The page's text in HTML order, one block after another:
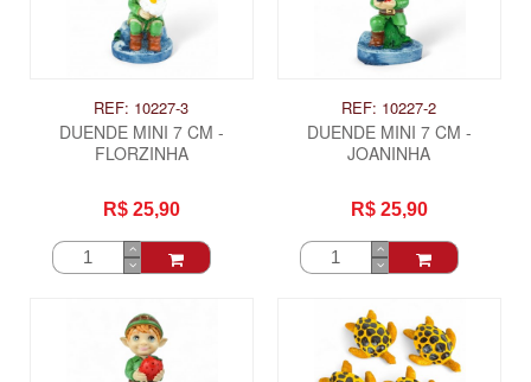
REF: 10227-3
DUENDE MINI 7 CM -
FLORZINHA
R$ 25,90
REF: 10227-2
DUENDE MINI 7 CM -
JOANINHA
R$ 25,90